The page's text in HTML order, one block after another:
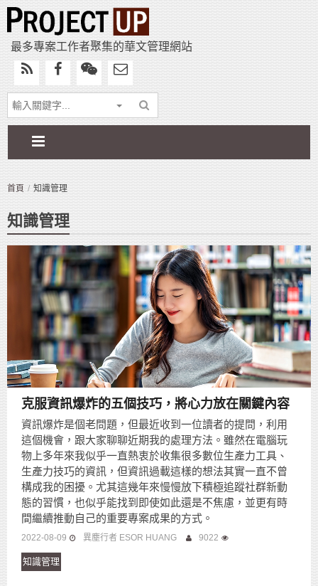
最多專案工作者聚集的華文管理網站
首頁 知識管理
知識管理
​​​​​​​克服資訊爆炸的五個技巧，將心力放在關鍵內容
資訊爆炸是個老問題，但最近收到一位讀者的提問，利用
這個機會，跟大家聊聊近期我的處理方法。雖然在電腦玩
物上多年來我似乎一直熱衷於收集很多數位生產力工具、
生產力技巧的資訊，但資訊過載這樣的想法其實一直不曾
構成我的困擾。尤其這幾年來慢慢放下積極追蹤社群新動
態的習慣，也似乎能找到即使如此還是不焦慮，並更有時
間繼續推動自己的重要專案成果的方式。
2022-08-09 異塵行者 ESOR HUANG 9022
知識管理